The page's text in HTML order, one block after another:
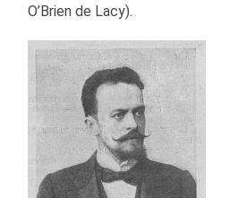
O’Brien de Lacy).